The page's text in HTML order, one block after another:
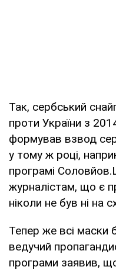
Так, сербський
проти України з
формував взвод
у тому ж році,
програмі
журналістам, що є
ніколи не був ні на
Тепер же всі маски
ведучий
програми заявив,